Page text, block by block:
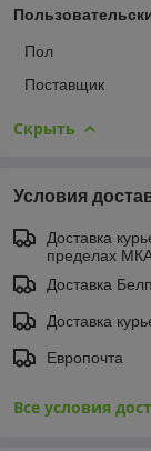
Пол
Поставщик
Скрыть
Условия
Доставка
пределах
Доставка
Доставка
Европочта
Все условия